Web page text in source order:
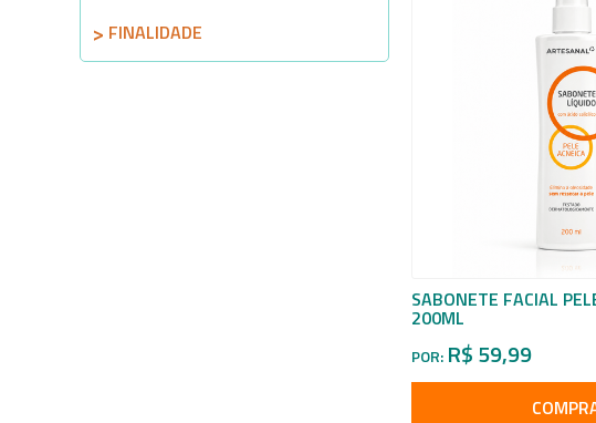
FINALIDADE
SABONETE FACIAL
200ML
POR: R$ 59,99